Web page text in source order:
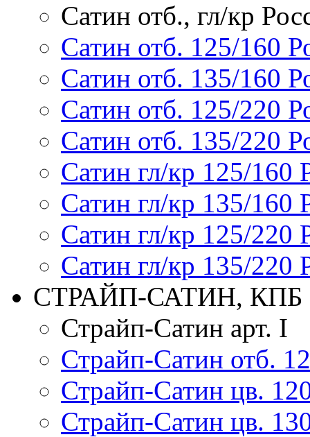
Сатин отб., гл/кр
Сатин отб. 125/160
Сатин отб. 135/160
Сатин отб. 125/220
Сатин отб. 135/220
Сатин гл/кр 125/160
Сатин гл/кр 135/160
Сатин гл/кр 125/220
Сатин гл/кр 135/220
СТРАЙП-САТИН, КПБ
Страйп-Сатин арт. I
Страйп-Сатин отб.
Страйп-Сатин цв.
Страйп-Сатин цв.